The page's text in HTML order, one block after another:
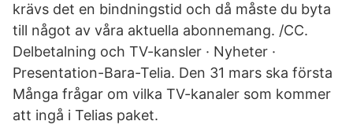
krävs det en bindningstid och då måste du byta
till något av våra aktuella abonnemang. /CC.
Delbetalning och TV-kansler · Nyheter ·
Presentation-Bara-Telia. Den 31 mars ska första
Många frågar om vilka TV-kanaler som kommer
att ingå i Telias paket.